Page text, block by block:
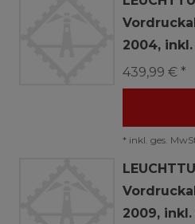
2004,
439,99 € *
* inkl. ges.
2009,